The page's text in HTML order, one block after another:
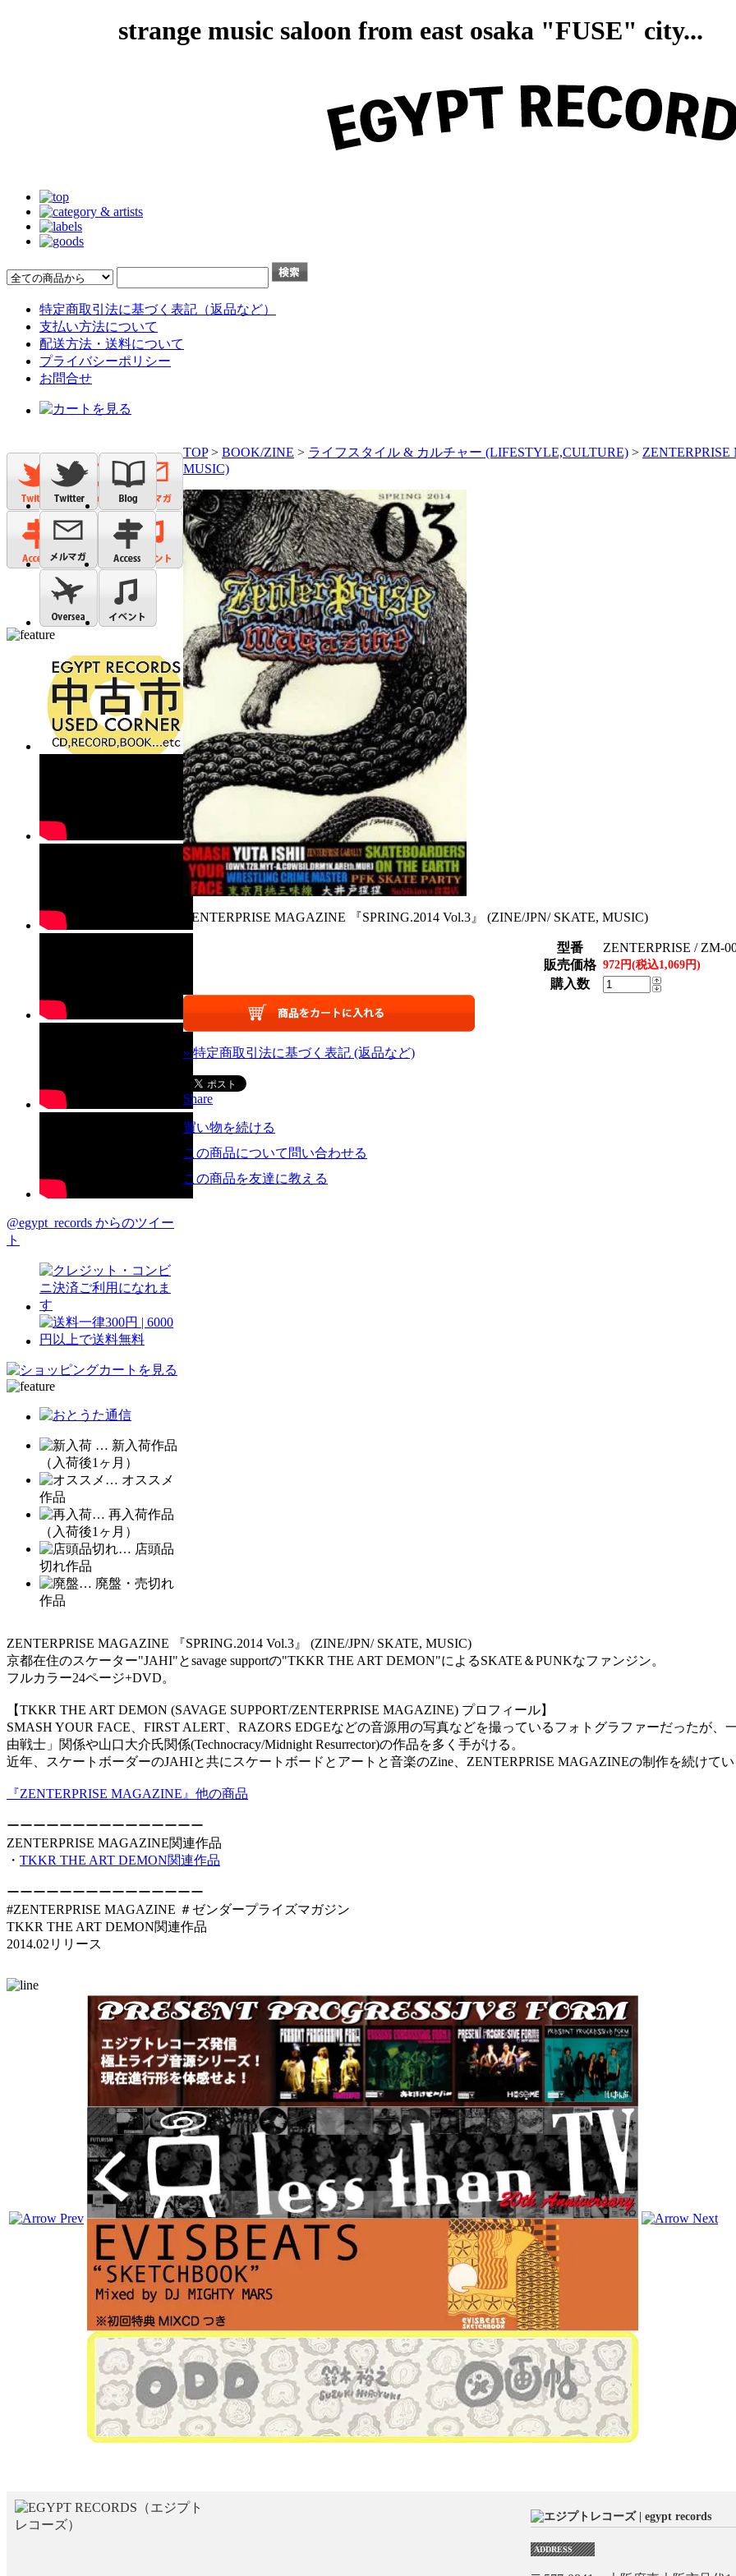
strange music saloon from east osaka "FUSE"
特定商取引法に基づく表記（返品など）
支払い方法について
配送方法・送料について
プライバシーポリシー
お問合せ
@egypt_records からのツイー
ト
… 新入荷作品
（入荷後1ヶ月）
… オススメ
作品
… 再入荷作品
（入荷後1ヶ月）
… 店頭品
切れ作品
… 廃盤・売切れ
作品
TOP> BOOK/ZINE > ライフスタイル & カルチャー (LIFESTYLE,CULTURE) > ZENTERPRISE
MUSIC)
ZENTERPRISE MAGAZINE 『SPRING.2014 Vol.3』 (ZINE/JPN/ SKATE, MUSIC)
型番
ZENTERPRISE / ZM-
販売価格 972円(税込1,069円)
購入数
» 特定商取引法に基づく表記 (返品など)
Share
買い物を続ける
この商品について問い合わせる
この商品を友達に教える
ZENTERPRISE MAGAZINE 『SPRING.2014 Vol.3』 (ZINE/JPN/ SKATE, MUSIC)
京都在住のスケーター"JAHI"とsavage supportの"TKKR THE ART DEMON"によるSKATE＆PUNKなファンジン。
フルカラー24ページ+DVD。
【TKKR THE ART DEMON (SAVAGE SUPPORT/ZENTERPRISE MAGAZINE) プロフィール】
SMASH YOUR FACE、FIRST ALERT、RAZORS EDGEなどの音源用の写真などを撮っているフォトグラファーだったが
由戦士」関係や山口大介氏関係(Technocracy/Midnight Resurrector)の作品を多く手がける。
近年、スケートボーダーのJAHIと共にスケートボードとアートと音楽のZine、ZENTERPRISE MAGAZINEの制作を続けて
『ZENTERPRISE MAGAZINE』他の商品
ーーーーーーーーーーーーーーー
ZENTERPRISE MAGAZINE関連作品
・ TKKR THE ART DEMON関連作品
ーーーーーーーーーーーーーーー
#ZENTERPRISE MAGAZINE ＃ゼンダープライズマガジン
TKKR THE ART DEMON関連作品
2014.02リリース
ADDRESS